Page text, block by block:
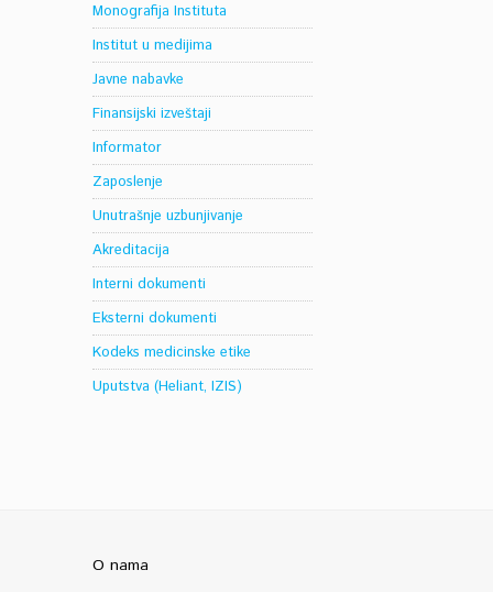
Monografija Instituta
Institut u medijima
Javne nabavke
Finansijski izveštaji
Informator
Zaposlenje
Unutrašnje uzbunjivanje
Akreditacija
Interni dokumenti
Eksterni dokumenti
Kodeks medicinske etike
Uputstva (Heliant, IZIS)
O nama